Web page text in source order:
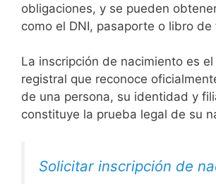
obligaciones, y se pueden
como el DNI, pasaporte o libro de
La inscripción de nacimiento es
registral que reconoce
de una persona, su identidad y
constituye la prueba legal de su
Solicitar inscripción de